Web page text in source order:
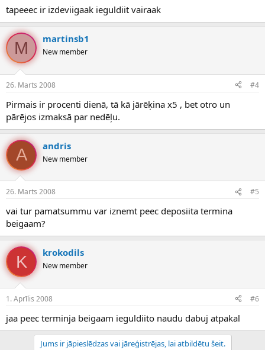
tapeeec ir izdeviigaak ieguldiit vairaak
M martinsb1
New member
26. Marts 2008 #4
Pirmais ir procenti dienā, tā kā jārēķina x5 , bet otro un
pārējos izmaksā par nedēļu.
A andris
New member
26. Marts 2008 #5
vai tur pamatsummu var iznemt peec deposiita termina
beigaam?
K krokodils
New member
1. Aprīlis 2008 #6
jaa peec terminja beigaam ieguldiito naudu dabuj atpakal
Jums ir jāpieslēdzas vai jāreģistrējas, lai atbildētu šeit.